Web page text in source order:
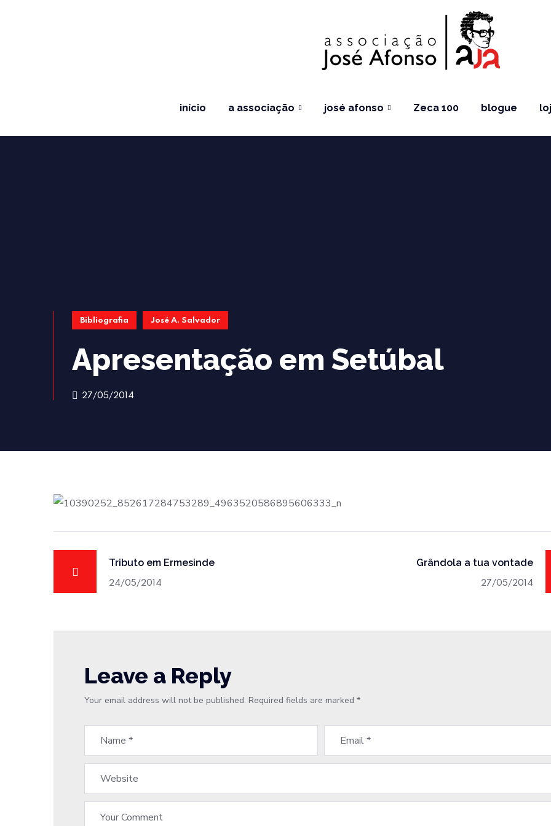
início a associação josé afonso Zeca 100 blogue
Bibliografia José A. Salvador
Apresentação em Setúbal
27/05/2014
Tributo em Ermesinde
24/05/2014
Grândola a tua vontade
27/05/2014
Leave a Reply
Your email address will not be published. Required fields are marked *